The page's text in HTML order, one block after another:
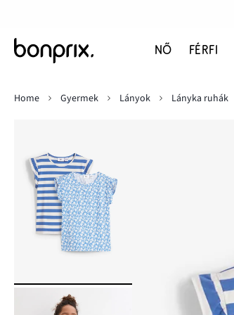
NŐ FÉRFI
Home
Gyermek Lányok Lányka ruhák